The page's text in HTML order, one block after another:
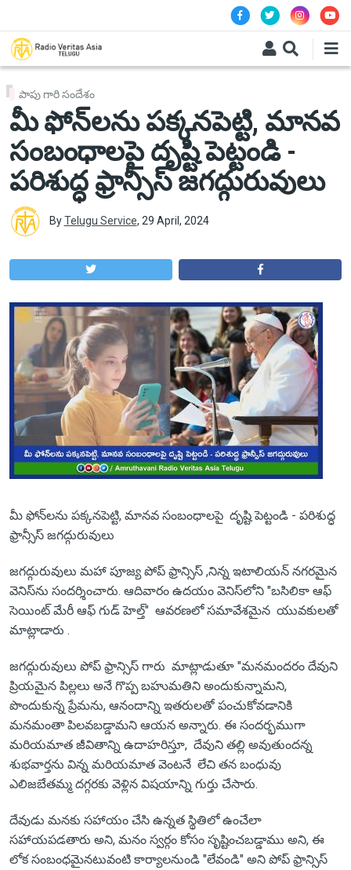
పాపు గారి సందేశం
మీ ఫోన్‌లను పక్కనపెట్టి, మానవ
సంబంధాలపై దృష్టి పెట్టండి -
పరిశుద్ధ ఫ్రాన్సీస్ జగద్గురువులు
ByTelugu Service, 29 April, 2024
మీ ఫోన్‌లను పక్కనపెట్టి, మానవ సంబంధాలపై దృష్టి పెట్టండి - పరిశుద్ధ
ఫ్రాన్సీస్ జగద్గురువులు
జగద్గురువులు మహా పూజ్య పోప్ ఫ్రాన్సిస్ ,నిన్న ఇటాలియన్ నగరమైన
వెనిస్‌ను సందర్శించారు. ఆదివారం ఉదయం వెనిస్‌లోని "బసిలికా ఆఫ్
సెయింట్ మేరీ ఆఫ్ గుడ్ హెల్త్" ఆవరణలో సమావేశమైన యువకులతో
మాట్లాడారు .
జగద్గురువులు పోప్ ఫ్రాన్సిస్ గారు మాట్లాడుతూ "మనమందరం దేవుని
ప్రియమైన పిల్లలు అనే గొప్ప బహుమతిని అందుకున్నామని,
పొందుకున్న ప్రేమను, ఆనందాన్ని ఇతరులతో పంచుకోవడానికి
మనమంతా పిలవబడ్డామని ఆయన అన్నారు. ఈ సందర్భముగా
మరియమాత జీవితాన్ని ఉదాహరిస్తూ, దేవుని తల్లి అవుతుందన్న
శుభవార్తను విన్న మరియమాత వెంటనే లేచి తన బంధువు
ఎలిజబేతమ్మ దగ్గరకు వెళ్లిన విషయాన్ని గుర్తు చేసారు.
దేవుడు మనకు సహాయం చేసి ఉన్నత స్థితిలో ఉంచేలా
సహాయపడతారు అని, మనం స్వర్గం కోసం సృష్టించబడ్డాము అని, ఈ
లోక సంబంధమైనటువంటి కార్యాలనుండి "లేవండి" అని పోప్ ఫ్రాన్సిస్